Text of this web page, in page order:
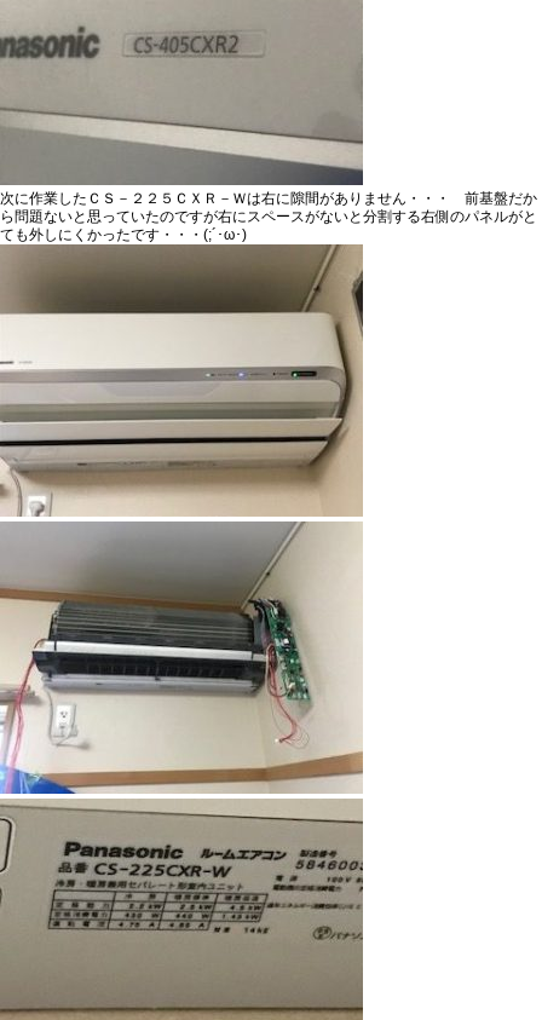
次に作業した ＣＳ－２２５ＣＸＲ－ Ｗは右に隙間がありません・・・ 前基盤だか
ら問題ないと思っていたのですが右にスペースがないと分割する右側のパネルがと
ても外しにくかったです・・・(;´･ω･)